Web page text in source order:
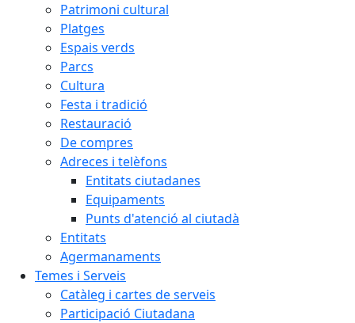
Patrimoni cultural
Platges
Espais verds
Parcs
Cultura
Festa i tradició
Restauració
De compres
Adreces i telèfons
Entitats ciutadanes
Equipaments
Punts d'atenció al ciutadà
Entitats
Agermanaments
Temes i Serveis
Catàleg i cartes de serveis
Participació Ciutadana